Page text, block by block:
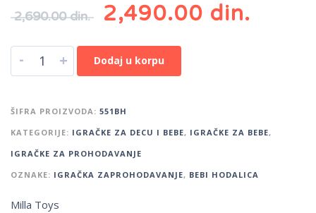
2,690.00din. 2,490.00 din.
- + Dodaj u korpu
ŠIFRA PROIZVODA: 551BH
KATEGORIJE: IGRAČKE ZA DECU I BEBE, IGRAČKE ZA BEBE,
IGRAČKE ZA PROHODAVANJE
OZNAKE: IGRAČKA ZAPROHODAVANJE, BEBI HODALICA
Milla Toys